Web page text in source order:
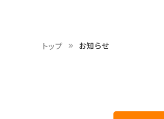
トップ お知らせ